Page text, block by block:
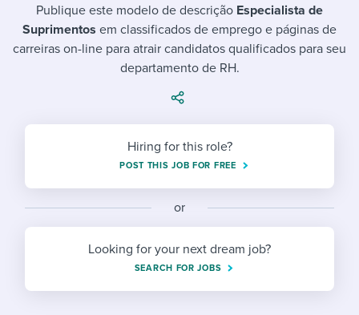
Evaluating candidates
Working together with others
Maintaining hiring pipelines
Ensuring compliance
Finding and attracting people
Digitizing work processes
Job description templates
Interview question templates
Policy templates
Step-by-step tutorials
Workable Academy
I WANT TO LEARN ABOUT...
Applying for a job
Interview process
Pay & benefits
Career development
Workable customer stories
Explore Workable
Start a free trial
Publique este modelo de descrição Especialista de
Suprimentos em classificados de emprego e páginas de
carreiras on-line para atrair candidatos qualificados para seu
departamento de RH.
Hiring for this role?
POST THIS JOB FOR FREE
or
Looking for your next dream job?
SEARCH FOR JOBS